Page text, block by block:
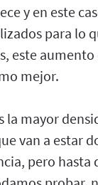
y en este
para lo
este
mejor.
la mayor
van a estar
pero hasta